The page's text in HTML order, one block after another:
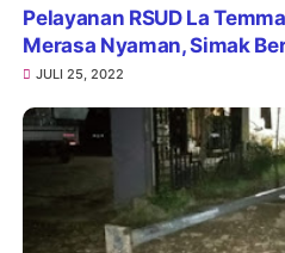
Pelayanan RSUD La
Merasa Nyaman, Simak
JULI 25, 2022